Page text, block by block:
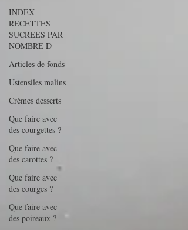
INDEX
RECETTES
SUCREES PAR
NOMBRE D
Articles de fonds
Ustensiles malins
Crèmes desserts
Que faire avec
des courgettes ?
Que faire avec
des carottes ?
Que faire avec
des courges ?
Que faire avec
des poireaux ?